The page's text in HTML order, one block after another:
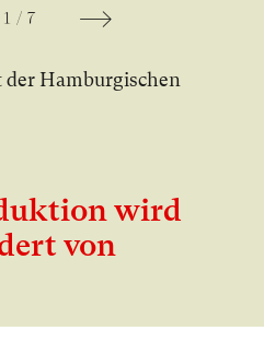
1 / 7
Hamburgischen
wird
von